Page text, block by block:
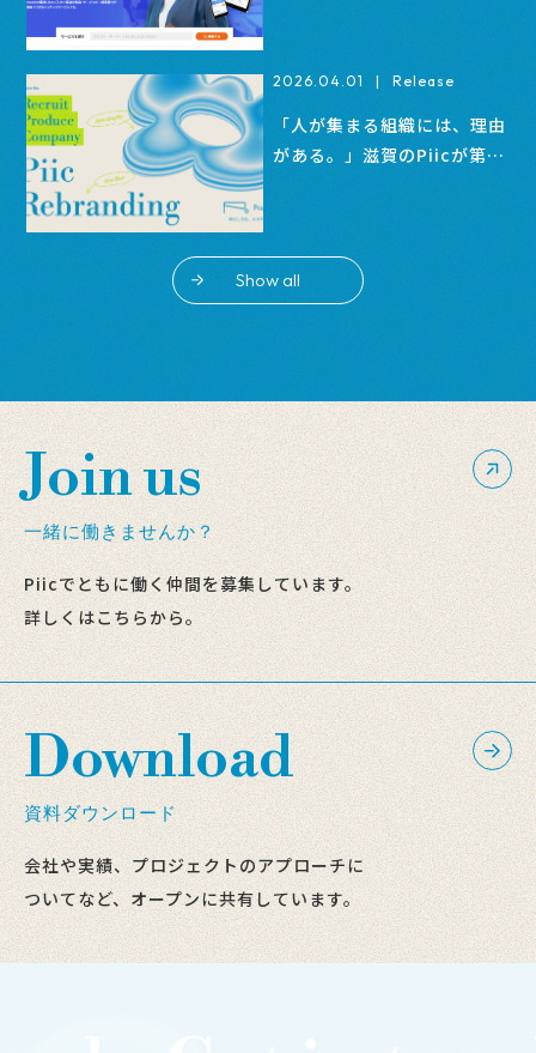
載されました。
2026.04.01 | Release
「人が集まる組織には、理由
がある。」滋賀のPiicが第二
動。
Show all
Join us
一緒に働きませんか？
Piicでともに働く仲間を募集しています。
詳しくはこちらから。
Download
資料ダウンロード
会社や実績、プロジェクトのアプローチに
ついてなど、オープンに共有しています。